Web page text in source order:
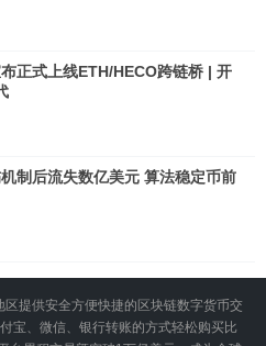
正式上线ETH/HECO跨链桥 | 开
制后流失数亿美元 算法稳定币前
提供安全方便快捷的区块链数字货币交
宝、微信、银行转账的方式轻松购买比